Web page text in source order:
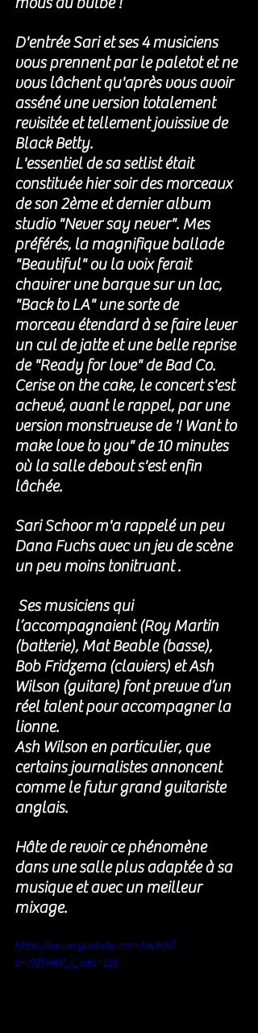
D'entrée Sari et ses 4 musiciens
vous prennent par le paletot et ne
vous lâchent qu'après vous avoir
asséné une version totalement
revisitée et tellement jouissive de
Black Betty.
L'essentiel de sa setlist était
constituée hier soir des morceaux
de son 2ème et dernier album
studio "Never say never". Mes
préférés, la magnifique ballade
"Beautiful" ou la voix ferait
chavirer une barque sur un lac,
"Back to LA" une sorte de
morceau étendard à se faire lever
un cul de jatte et une belle reprise
de "Ready for love" de Bad Co.
Cerise on the cake, le concert s'est
achevé, avant le rappel, par une
version monstrueuse de 'I Want to
make love to you" de 10 minutes
où la salle debout s'est enfin
lâchée.
Sari Schoor m'a rappelé un peu
Dana Fuchs avec un jeu de scène
un peu moins tonitruant .
l’accompagnaient (Roy Martin
(batterie), Mat Beable (basse),
Bob Fridzema (claviers) et Ash
Wilson (guitare) font preuve d’un
réel talent pour accompagner la
lionne.
Ash Wilson en particulier, que
certains journalistes annoncent
comme le futur grand guitariste
anglais.
Hâte de revoir ce phénomène
dans une salle plus adaptée à sa
musique et avec un meilleur
mixage.
https://www.youtube.com/watch?
v=t9f5H8V_l_c&t=13s